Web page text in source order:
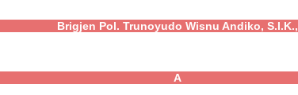
Brigjen Pol. Trunoyudo Wisnu Andiko, S.I.K.,
A